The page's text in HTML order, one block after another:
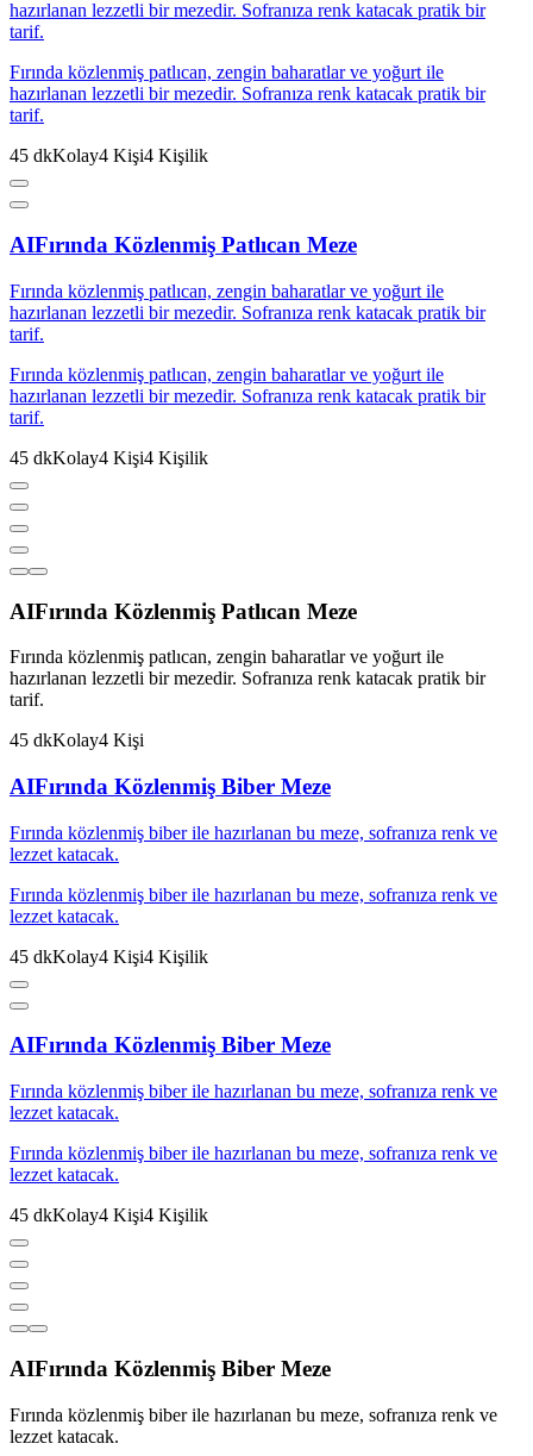
hazırlanan lezzetli bir mezedir. Sofranıza renk katacak pratik bir
tarif.
Fırında közlenmiş patlıcan, zengin baharatlar ve yoğurt ile
hazırlanan lezzetli bir mezedir. Sofranıza renk katacak pratik bir
tarif.
45 dkKolay4 Kişi4 Kişilik
AIFırında Közlenmiş Patlıcan Meze
Fırında közlenmiş patlıcan, zengin baharatlar ve yoğurt ile
hazırlanan lezzetli bir mezedir. Sofranıza renk katacak pratik bir
tarif.
Fırında közlenmiş patlıcan, zengin baharatlar ve yoğurt ile
hazırlanan lezzetli bir mezedir. Sofranıza renk katacak pratik bir
tarif.
45 dkKolay4 Kişi4 Kişilik
AIFırında Közlenmiş Patlıcan Meze
Fırında közlenmiş patlıcan, zengin baharatlar ve yoğurt ile
hazırlanan lezzetli bir mezedir. Sofranıza renk katacak pratik bir
tarif.
45 dkKolay4 Kişi
AIFırında Közlenmiş Biber Meze
Fırında közlenmiş biber ile hazırlanan bu meze, sofranıza renk ve
lezzet katacak.
Fırında közlenmiş biber ile hazırlanan bu meze, sofranıza renk ve
lezzet katacak.
45 dkKolay4 Kişi4 Kişilik
AIFırında Közlenmiş Biber Meze
Fırında közlenmiş biber ile hazırlanan bu meze, sofranıza renk ve
lezzet katacak.
Fırında közlenmiş biber ile hazırlanan bu meze, sofranıza renk ve
lezzet katacak.
45 dkKolay4 Kişi4 Kişilik
AIFırında Közlenmiş Biber Meze
Fırında közlenmiş biber ile hazırlanan bu meze, sofranıza renk ve
lezzet katacak.